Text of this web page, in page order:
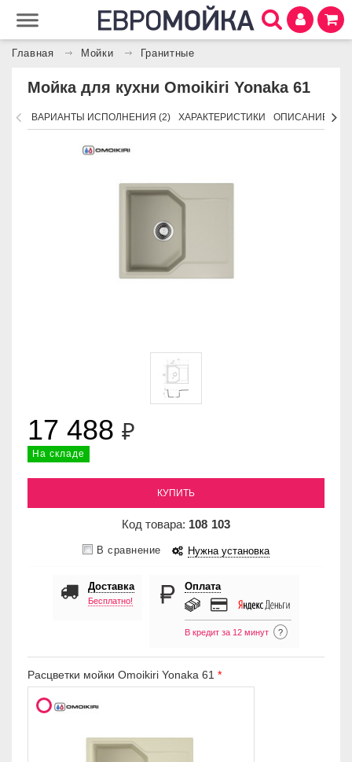
Главная Мойки Гранитные
Мойка для кухни Omoikiri Yonaka 61
ВАРИАНТЫ ИСПОЛНЕНИЯ (2) ХАРАКТЕРИСТИКИ ОПИСАНИЕ
17 488 ₽
На складе
КУПИТЬ
Код товара: 108 103
В сравнение Нужна установка
Доставка
Бесплатно!
Оплата
В кредит за 12 минут ?
Расцветки мойки Omoikiri Yonaka 61